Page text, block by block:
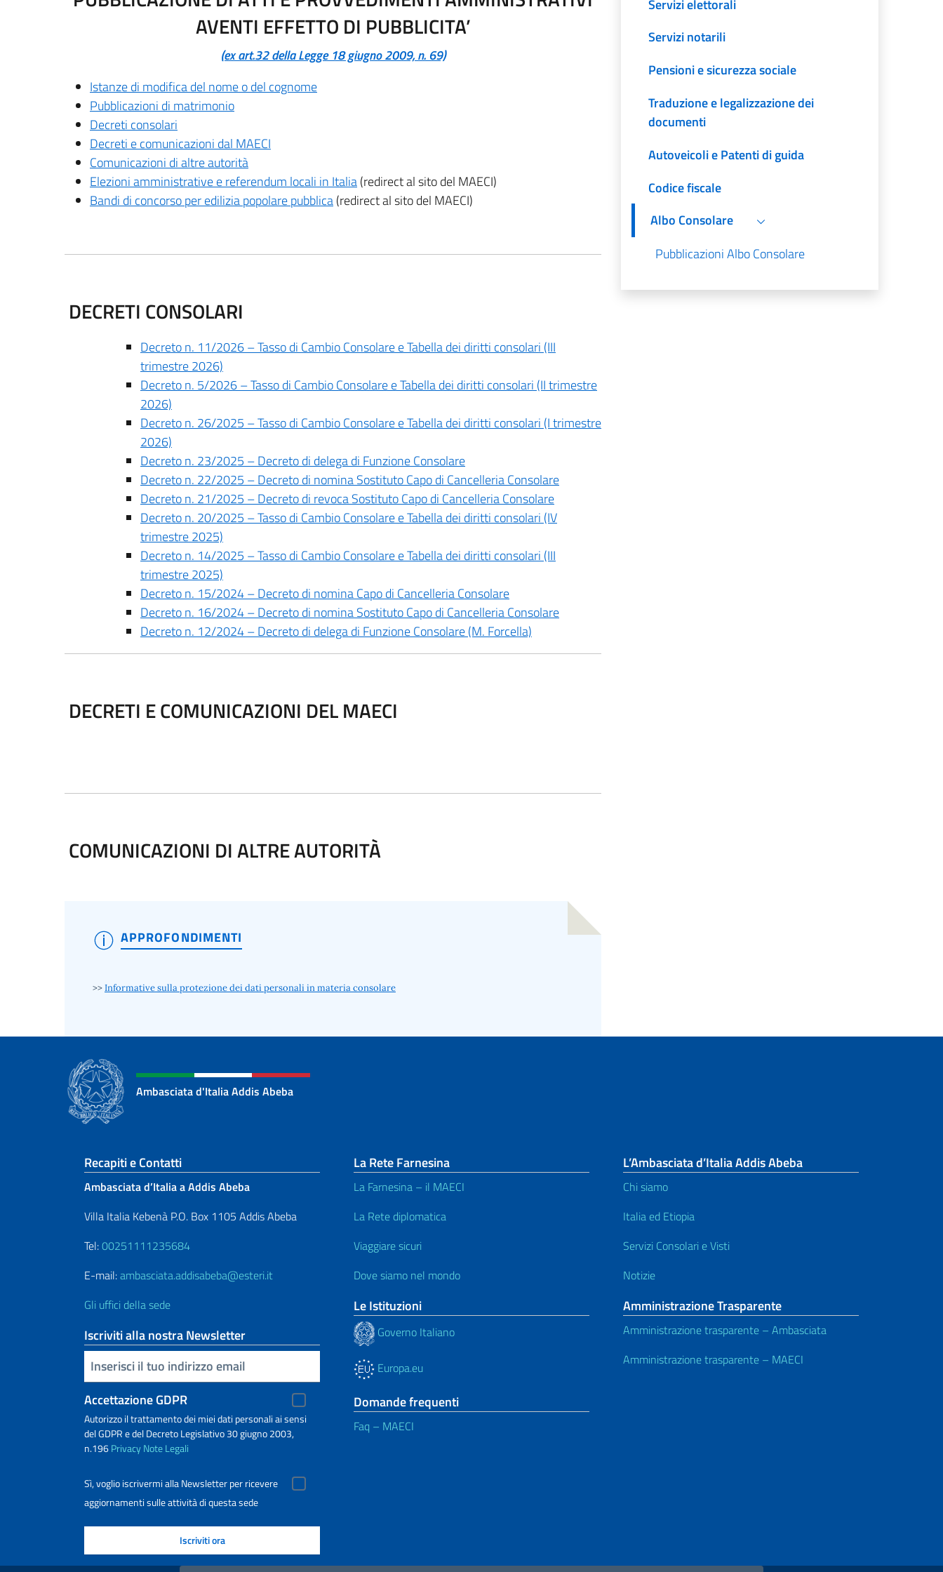
AVENTI EFFETTO DI PUBBLICITA’
(ex art.32 della Legge 18 giugno 2009, n. 69)
Istanze di modifica del nome o del cognome
Pubblicazioni di matrimonio
Decreti consolari
Decreti e comunicazioni dal MAECI
Comunicazioni di altre autorità
Elezioni amministrative e referendum locali in Italia(redirect al sito del MAECI)
Bandi di concorso per edilizia popolare pubblica(redirect al sito del MAECI)
DECRETI CONSOLARI
Decreto n. 11/2026 – Tasso di Cambio Consolare e Tabella dei diritti consolari (III
trimestre 2026)
Decreto n. 5/2026 – Tasso di Cambio Consolare e Tabella dei diritti consolari (II trimestre
2026)
Decreto n. 26/2025 – Tasso di Cambio Consolare e Tabella dei diritti consolari (I trimestre
2026)
Decreto n. 23/2025 – Decreto di delega di Funzione Consolare
Decreto n. 22/2025 – Decreto di nomina Sostituto Capo di Cancelleria Consolare
Decreto n. 21/2025 – Decreto di revoca Sostituto Capo di Cancelleria Consolare
Decreto n. 20/2025 – Tasso di Cambio Consolare e Tabella dei diritti consolari (IV
trimestre 2025)
Decreto n. 14/2025 – Tasso di Cambio Consolare e Tabella dei diritti consolari (III
trimestre 2025)
Decreto n. 15/2024 – Decreto di nomina Capo di Cancelleria Consolare
Decreto n. 16/2024 – Decreto di nomina Sostituto Capo di Cancelleria Consolare
Decreto n. 12/2024 – Decreto di delega di Funzione Consolare (M. Forcella)
DECRETI E COMUNICAZIONI DEL MAECI
COMUNICAZIONI DI ALTRE AUTORITÀ
APPROFONDIMENTI
>>Informative sulla protezione dei dati personali in materia consolare
Servizi elettorali
Servizi notarili
Pensioni e sicurezza sociale
Traduzione e legalizzazione dei
documenti
Autoveicoli e Patenti di guida
Codice fiscale
Albo Consolare
Pubblicazioni Albo Consolare
Ambasciata d'Italia Addis Abeba
Sezione footer
Recapiti e Contatti
Ambasciata d’Italia a Addis Abeba
Villa Italia Kebenà P.O. Box 1105 Addis Abeba
Tel:00251111235684
E-mail:ambasciata.addisabeba@esteri.it
Gli uffici della sede
Iscriviti alla nostra Newsletter
Inserisci la tua email
Accettazione GDPR
Autorizzo il trattamento dei miei dati personali ai sensi
del GDPR e del Decreto Legislativo 30 giugno 2003,
n.196PrivacyNote Legali
Sì, voglio iscrivermi alla Newsletter per ricevere
aggiornamenti sulle attività di questa sede
La Rete Farnesina
La Farnesina – il MAECI
La Rete diplomatica
Viaggiare sicuri
Dove siamo nel mondo
Le Istituzioni
Governo Italiano
Europa.eu
Domande frequenti
Faq – MAECI
L’Ambasciata d’Italia Addis Abeba
Chi siamo
Italia ed Etiopia
Servizi Consolari e Visti
Notizie
Amministrazione Trasparente
Amministrazione trasparente – Ambasciata
Amministrazione trasparente – MAECI